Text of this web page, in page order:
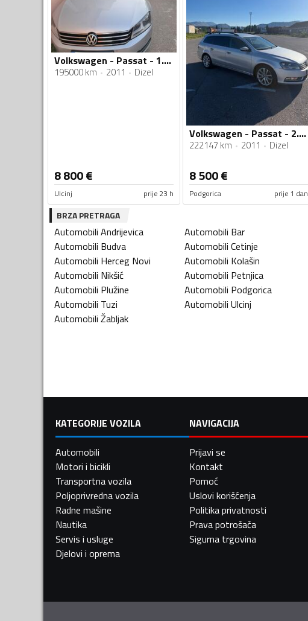
Volkswagen - Passat - 1.6 tdi
195000 km 2011 Dizel
8 800€
Ulcinj prije 23 h
Volkswagen - Passat - 2.0 TDI
222147 km 2011 Dizel
8 500€
Podgorica prije 1 dan
BRZA PRETRAGA
Automobili Andrijevica Automobili Bar
Automobili Budva Automobili Cetinje
Automobili Herceg Novi Automobili Kolašin
Automobili Nikšić Automobili Petnjica
Automobili Plužine Automobili Podgorica
Automobili Tuzi Automobili Ulcinj
Automobili Žabljak
KATEGORIJE VOZILA
Automobili
Motori i bicikli
Transportna vozila
Poljoprivredna vozila
Radne mašine
Nautika
Servis i usluge
Djelovi i oprema
NAVIGACIJA
Prijavi se
Kontakt
Pomoć
Uslovi korišćenja
Politika privatnosti
Prava potrošača
Sigurna trgovina